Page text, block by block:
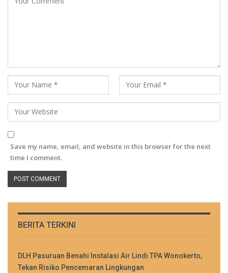
Save my name, email, and website in this browser for the next
time I comment.
BERITA TERKINI
DLH Pasuruan Benahi Instalasi Air Lindi TPA Wonokerto,
Tekan Risiko Pencemaran Lingkungan